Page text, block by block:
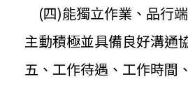
(四)能獨立作業、品行
主動積極並具備良好溝通
五、工作待遇、工作時間